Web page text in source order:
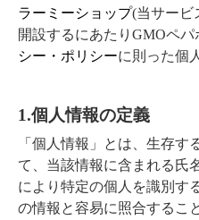
ミニカー
トミカ
トミカプレミアム
トレーディングカード
ボックス
ゲームソフト
ゲームソフト一覧
その他TOY
キャラクター・シリーズから探
遊戯王
マジック・ザ・ギャザリング
プロ野球カード
コンセプト
店舗紹介
ラーミーショップ(当サービ
開設するにあたりGMOペ
シー・ポリシーに則った個
1.個人情報の定義
「個人情報」とは、生存す
て、当該情報に含まれる氏
により特定の個人を識別す
の情報と容易に照合するこ